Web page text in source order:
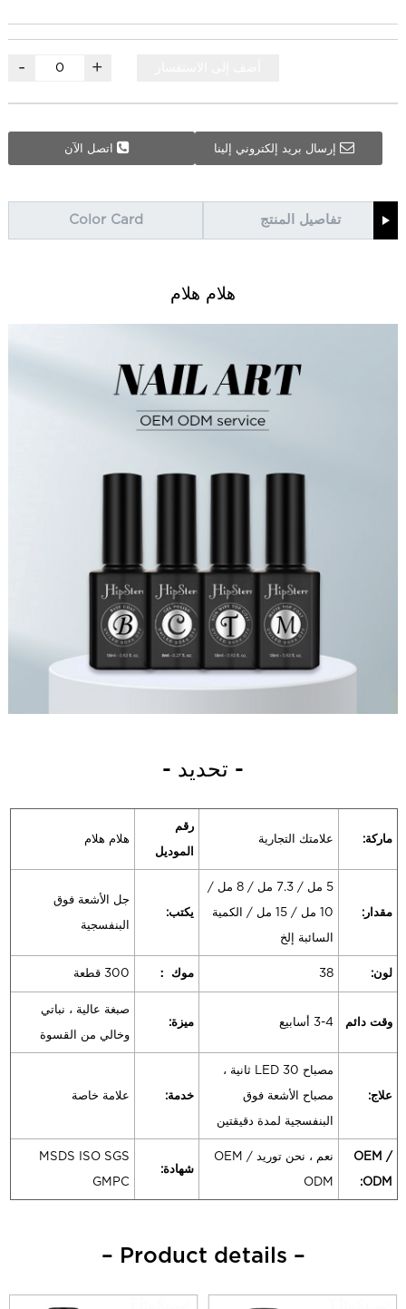
- +
إرسال بريد إلكتروني إلينا اتصل الآن
تفاصيل المنتج Color Card
هلام هلام
- تحديد -
ماركة: علامتك التجارية
رقم
الموديل
هلام هلام
مقدار:
5 مل / 7.3 مل / 8 مل /
10 مل / 15 مل / الكمية
السائبة إلخ
يكتب:
جل الأشعة فوق
البنفسجية
لون: 38 موك ： 300 قطعة
وقت دائم 3-4 أسابيع ميزة:
صبغة عالية ، نباتي
وخالي من القسوة
علاج:
مصباح LED 30 ثانية ،
مصباح الأشعة فوق
البنفسجية لمدة دقيقتين
خدمة: علامة خاصة
OEM /
ODM:
نعم ، نحن توريد OEM /
ODM
شهادة:
MSDS ISO SGS
GMPC
– Product details –